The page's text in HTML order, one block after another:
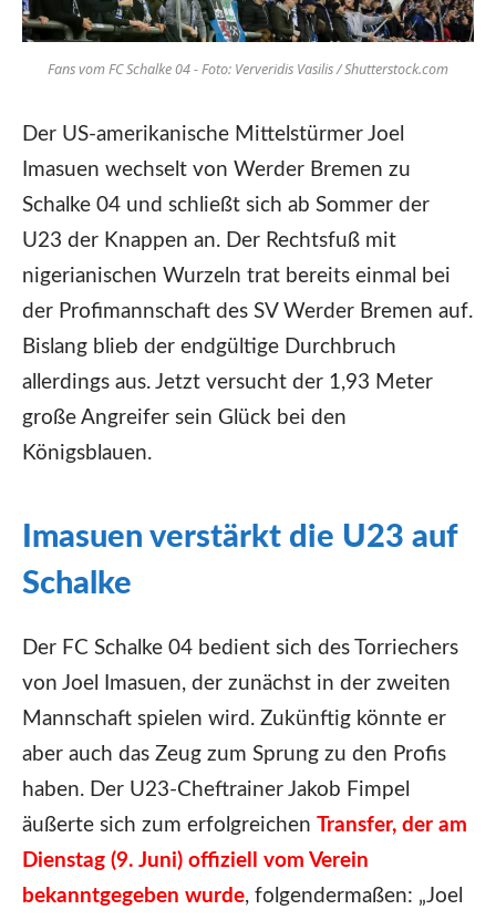
Fans vom FC Schalke 04 - Foto: Ververidis Vasilis / Shutterstock.com
Der US-amerikanische Mittelstürmer Joel
Imasuen wechselt von Werder Bremen zu
Schalke 04 und schließt sich ab Sommer der
U23 der Knappen an. Der Rechtsfuß mit
nigerianischen Wurzeln trat bereits einmal bei
der Profimannschaft des SV Werder Bremen auf.
Bislang blieb der endgültige Durchbruch
allerdings aus. Jetzt versucht der 1,93 Meter
große Angreifer sein Glück bei den
Königsblauen.
Imasuen verstärkt die U23 auf
Schalke
Der FC Schalke 04 bedient sich des Torriechers
von Joel Imasuen, der zunächst in der zweiten
Mannschaft spielen wird. Zukünftig könnte er
aber auch das Zeug zum Sprung zu den Profis
haben. Der U23-Cheftrainer Jakob Fimpel
äußerte sich zum erfolgreichen Transfer, der am
Dienstag (9. Juni) offiziell vom Verein
bekanntgegeben wurde, folgendermaßen: „Joel